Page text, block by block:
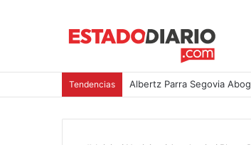
Tendencias Albertz Parra Segovia